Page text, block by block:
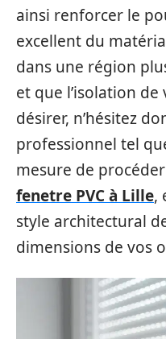
ainsi renforcer le
excellent du
dans une région
et que l’isolation
désirer, n’hésitez
professionnel tel
mesure de
fenetre PVC à Lille,
style architectural
dimensions de vos